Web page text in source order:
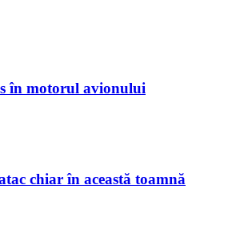
în motorul avionului
chiar în această toamnă